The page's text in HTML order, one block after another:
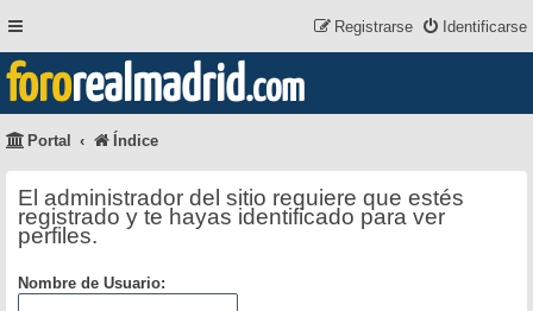
Identificarse
Registrarse
fororealmadrid.com
Portal Índice
El administrador del sitio requiere que estés
registrado y te hayas identificado para ver
perfiles.
Nombre de Usuario: